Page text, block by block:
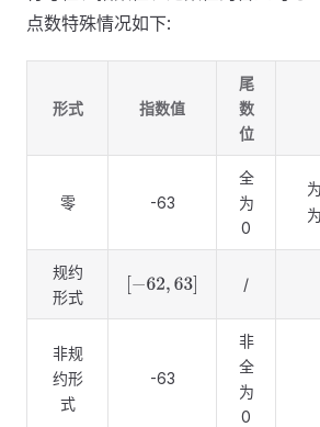
点数特殊情况如下:
形式 指数值
尾
数
位
零 -63
全
为
0
为
规约
形式
−62,63] /
非规
约形
式
-63
非
全
为
0